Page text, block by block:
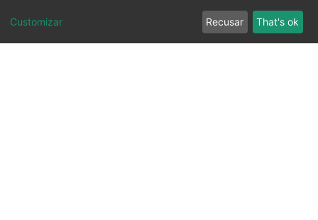
Customizar Recusar That's ok